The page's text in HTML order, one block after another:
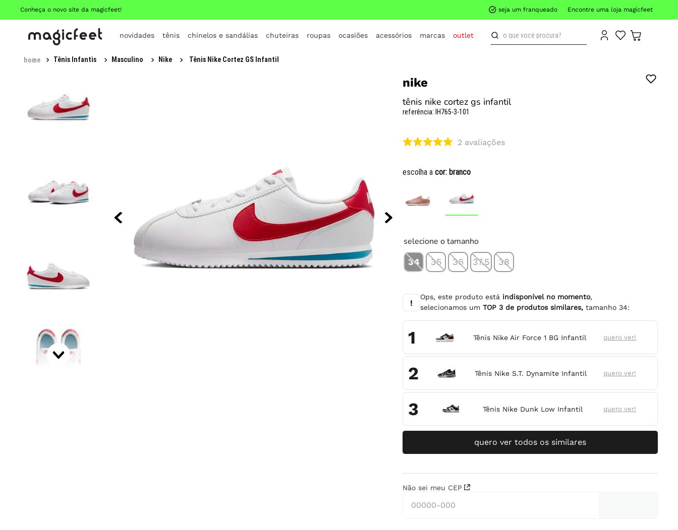
Conheça o novo site da magicfeet! seja um franqueado Encontre uma loja magicfeet
novidades tênis chinelos e sandálias chuteiras roupas ocasiões acessórios marcas outlet
o que você procura?
Tênis Infantis Masculino Nike Tênis Nike Cortez GS Infantil
nike
tênis nike cortez gs infantil
referência:IH765-3-101
2 avaliações
escolha acor: branco
selecione o tamanho
34 35 36 37.5 38
!
Ops, este produto está indisponível no momento,
selecionamos umTOP3 de produtos similares, tamanho34:
1 Tênis Nike Air Force 1 BG Infantil quero ver!
2 Tênis Nike S.T. Dynamite Infantil quero ver!
3 Tênis Nike Dunk Low Infantil quero ver!
quero ver todos os similares
Não sei meu CEP
TERMOS MAIS BUSCADOS
º
all star
8º
vans
9º
new balance